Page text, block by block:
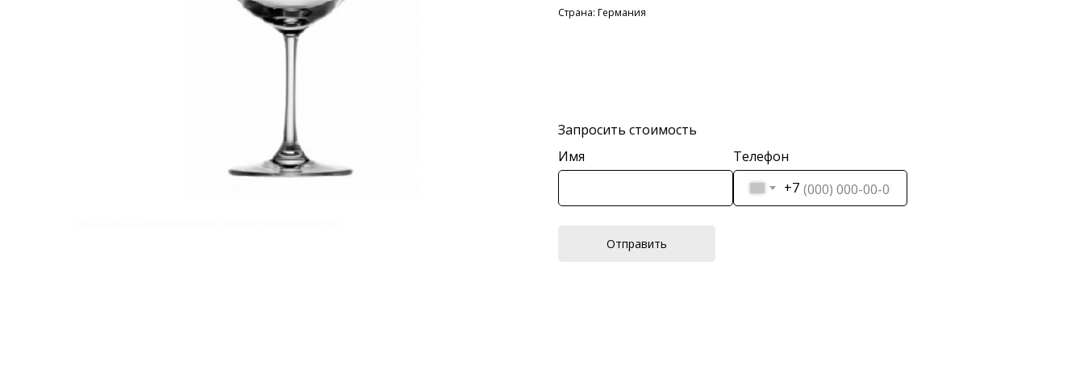
Страна: Германия
Запросить стоимость
Имя
Телефон
+7
Отправить